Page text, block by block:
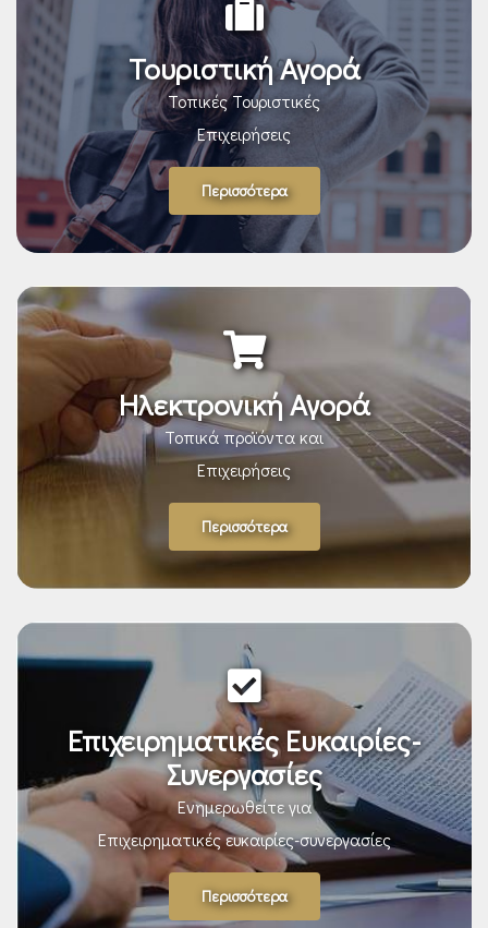
Τουριστική Αγορά
Τοπικές Τουριστικές
Επιχειρήσεις
Περισσότερα
Ηλεκτρονική Αγορά
Τοπικά προϊόντα και
Επιχειρήσεις
Περισσότερα
Επιχειρηματικές Ευκαιρίες-
Συνεργασίες
Ενημερωθείτε για
Επιχειρηματικές ευκαιρίες-συνεργασίες
Περισσότερα